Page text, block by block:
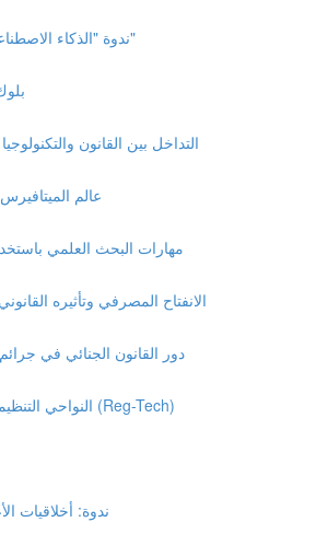
ندوة "الذكاء الاصطناعي ومستقبل التحكيم"
التداخل بين القانون
عالم
مهارات البحث العلمي
الانفتاح المصرفي وتأثيره
دور القانون الجنائي في
النواحي التنظيمية للتكنولوجيا المالية (Reg-Tech)
ندوة: أخلاقيات